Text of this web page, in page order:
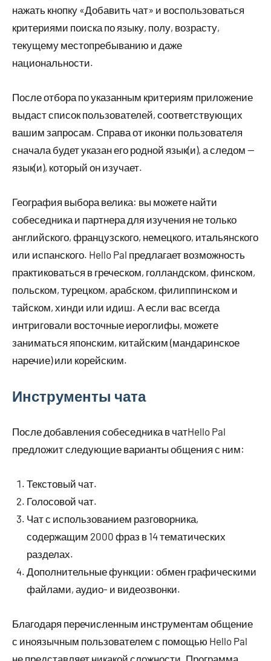
нажать кнопку «Добавить чат» и воспользоваться
критериями поиска по языку, полу, возрасту,
текущему местопребыванию и даже
национальности.
После отбора по указанным критериям приложение
выдаст список пользователей, соответствующих
вашим запросам. Справа от иконки пользователя
сначала будет указан его родной язык(и), а следом —
язык(и), который он изучает.
География выбора велика: вы можете найти
собеседника и партнера для изучения не только
английского, французского, немецкого, итальянского
или испанского. Hello Pal предлагает возможность
практиковаться в греческом, голландском, финском,
польском, турецком, арабском, филиппинском и
тайском, хинди или идиш. А если вас всегда
интриговали восточные иероглифы, можете
заниматься японским, китайским (мандаринское
наречие) или корейским.
Инструменты чата
После добавления собеседника в чатHello Pal
предложит следующие варианты общения с ним:
Текстовый чат.
Голосовой чат.
Чат с использованием разговорника,
содержащим 2000 фраз в 14 тематических
разделах.
Дополнительные функции: обмен графическими
файлами, аудио- и видеозвонки.
Благодаря перечисленным инструментам общение
с иноязычным пользователем с помощью Hello Pal